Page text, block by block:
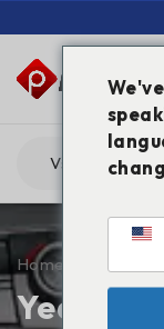
Year:
Home